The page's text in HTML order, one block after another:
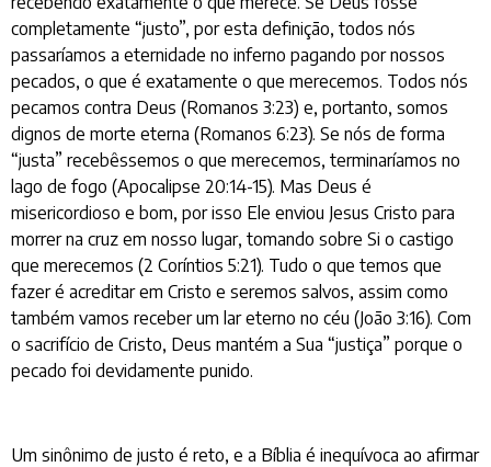
completamente “justo”, por esta definição, todos nós
passaríamos a eternidade no inferno pagando por nossos
pecados, o que é exatamente o que merecemos. Todos nós
pecamos contra Deus (Romanos 3:23) e, portanto, somos
dignos de morte eterna (Romanos 6:23). Se nós de forma
“justa” recebêssemos o que merecemos, terminaríamos no
lago de fogo (Apocalipse 20:14-15). Mas Deus é
misericordioso e bom, por isso Ele enviou Jesus Cristo para
morrer na cruz em nosso lugar, tomando sobre Si o castigo
que merecemos (2 Coríntios 5:21). Tudo o que temos que
fazer é acreditar em Cristo e seremos salvos, assim como
também vamos receber um lar eterno no céu (João 3:16). Com
o sacrifício de Cristo, Deus mantém a Sua “justiça” porque o
pecado foi devidamente punido.
Um sinônimo de justo é reto, e a Bíblia é inequívoca ao afirmar